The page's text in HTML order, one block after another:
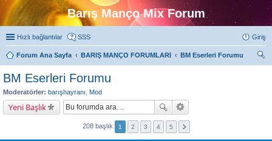
Barış Manço Mix Forum
Hızlı bağlantılar SSS Giriş
Forum Ana Sayfa BARIŞ MANÇO FORUMLARI
BM Eserleri Forumu
BM Eserleri Forumu
Moderatörler: barışhayranı Mod
Yeni Başlık
208 başlık 1 2 3 4 5